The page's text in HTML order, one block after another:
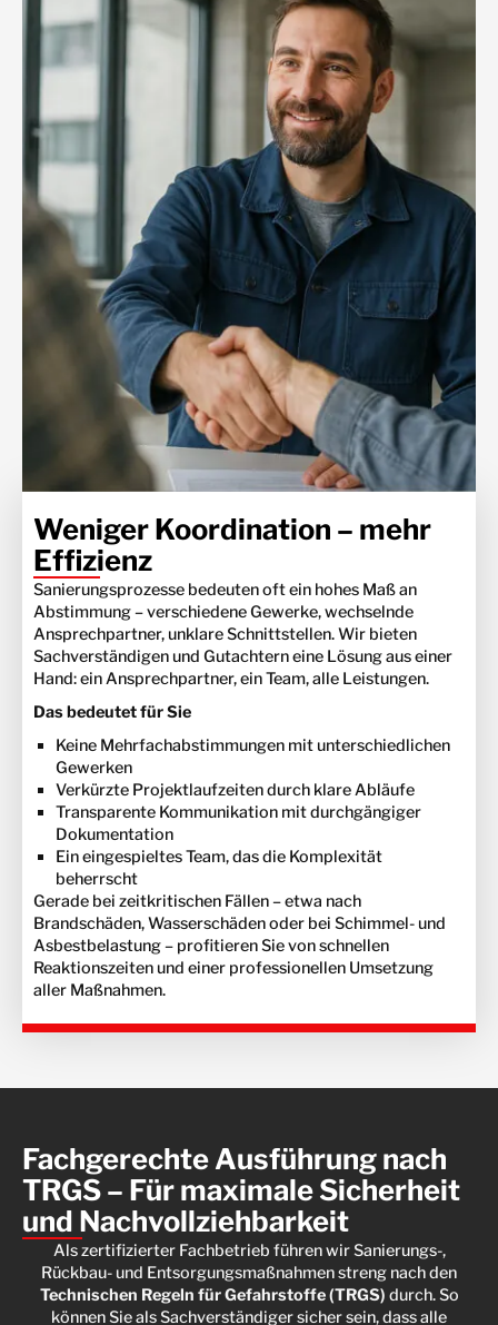
Weniger Koordination – mehr
Effizienz
Sanierungsprozesse bedeuten oft ein hohes Maß an
Abstimmung – verschiedene Gewerke, wechselnde
Ansprechpartner, unklare Schnittstellen. Wir bieten
Sachverständigen und Gutachtern eine Lösung aus einer
Hand: ein Ansprechpartner, ein Team, alle Leistungen.
Das bedeutet für Sie
Keine Mehrfachabstimmungen mit unterschiedlichen
Gewerken
Verkürzte Projektlaufzeiten durch klare Abläufe
Transparente Kommunikation mit durchgängiger
Dokumentation
Ein eingespieltes Team, das die Komplexität
beherrscht
Gerade bei zeitkritischen Fällen – etwa nach
Brandschäden, Wasserschäden oder bei Schimmel- und
Asbestbelastung – profitieren Sie von schnellen
Reaktionszeiten und einer professionellen Umsetzung
aller Maßnahmen.
Fachgerechte Ausführung nach
TRGS – Für maximale Sicherheit
und Nachvollziehbarkeit
Als zertifizierter Fachbetrieb führen wir Sanierungs-,
Rückbau- und Entsorgungsmaßnahmen streng nach den
Technischen Regeln für Gefahrstoffe (TRGS) durch. So
können Sie als Sachverständiger sicher sein, dass alle